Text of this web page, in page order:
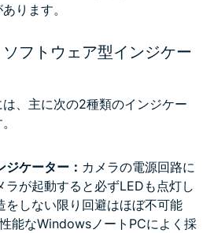
ります。
フトウェア型インジケー
、主に次の2種類のインジケー
ケーター： カメラの電源回路に
ラが起動すると必ずLEDも点灯し
をしない限り回避はほぼ不可能
能なWindowsノートPCによく採